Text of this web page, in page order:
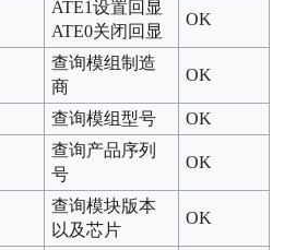
ATE1设置回显
ATE0关闭回显
OK
查询模组制造
商
OK
查询模组型号 OK
查询产品序列
号
OK
查询模块版本
以及芯片
OK